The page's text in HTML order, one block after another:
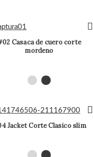
Casaca de cuero corte
mordeno
Jacket Corte Clasico slim